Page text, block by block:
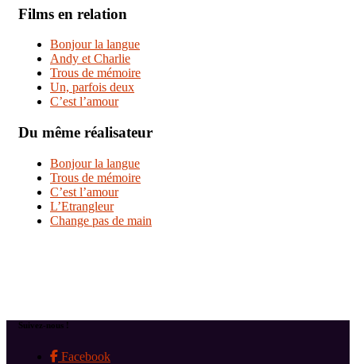
Films en relation
Bonjour la langue
Andy et Charlie
Trous de mémoire
Un, parfois deux
C’est l’amour
Du même réalisateur
Bonjour la langue
Trous de mémoire
C’est l’amour
L’Etrangleur
Change pas de main
Suivez-nous !
Facebook